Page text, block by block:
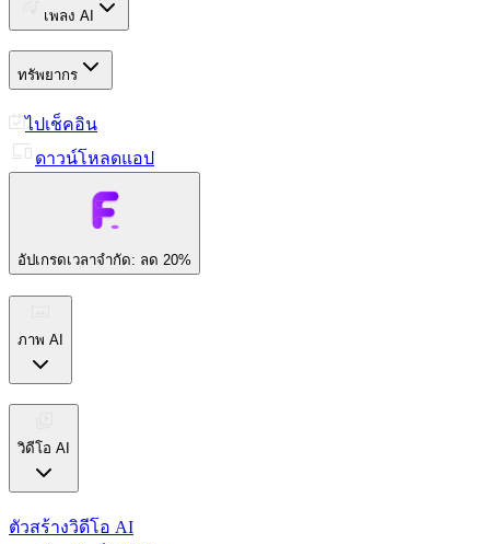
เพลง AI
ทรัพยากร
ไปเช็คอิน
ดาวน์โหลดแอป
อัปเกรดเวลาจำกัด: ลด 20%
ภาพ AI
วิดีโอ AI
ตัวสร้างวิดีโอ AI